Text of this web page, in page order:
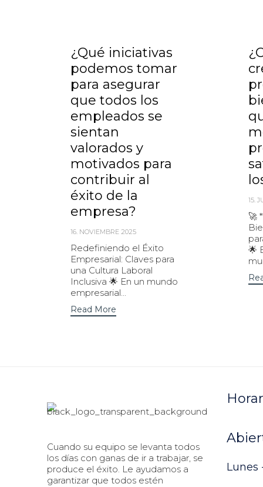
¿Qué iniciativas
podemos tomar
para asegurar
que todos los
empleados se
sientan
valorados y
motivados para
contribuir al
éxito de la
empresa?
16. NOVIEMBRE 2025
Redefiniendo el Éxito
Empresarial: Claves para
una Cultura Laboral
Inclusiva 🌟 En un mundo
empresarial...
Read More
15.
🚀
🌟
Cuando su equipo se levanta todos
los días con ganas de ir a trabajar, se
produce el éxito. Le ayudamos a
garantizar que todos estén
Lunes